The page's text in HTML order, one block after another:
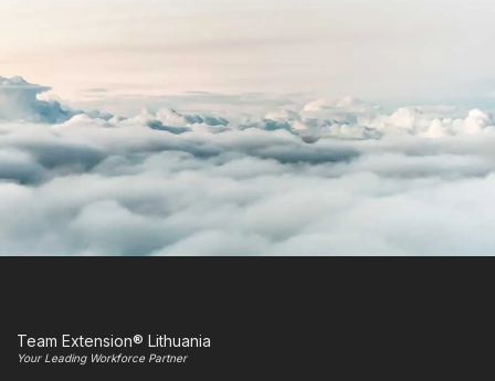
Team Extension® Lithuania
Your Leading Workforce Partner